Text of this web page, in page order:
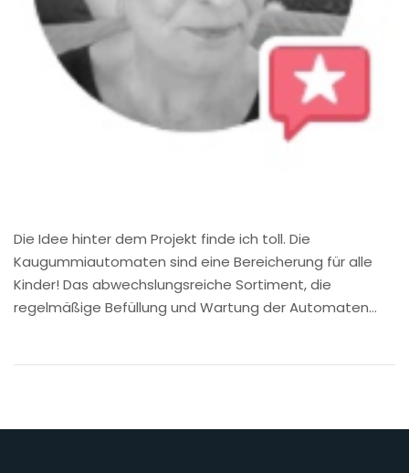
Die Idee hinter dem Projekt finde ich toll. Die
Kaugummiautomaten sind eine Bereicherung für alle
Kinder! Das abwechslungsreiche Sortiment, die
regelmäßige Befüllung und Wartung der Automaten…